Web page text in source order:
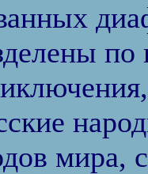
по
мира,